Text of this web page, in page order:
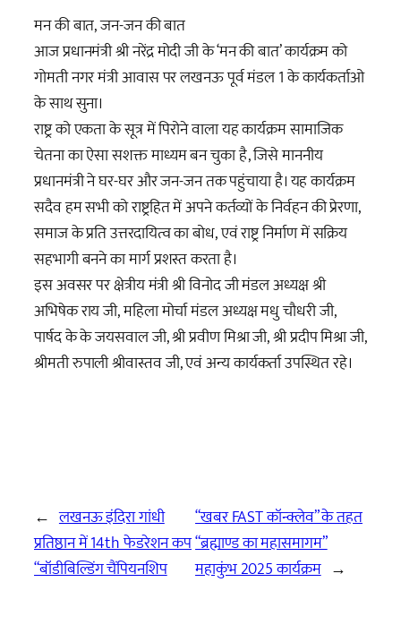
मन की बात, जन-जन की बात
आज प्रधानमंत्री श्री नरेंद्र मोदी जी के ‘मन की बात’ कार्यक्रम को
गोमती नगर मंत्री आवास पर लखनऊ पूर्व मंडल 1 के कार्यकर्ताओ
के साथ सुना।
राष्ट्र को एकता के सूत्र में पिरोने वाला यह कार्यक्रम सामाजिक
चेतना का ऐसा सशक्त माध्यम बन चुका है, जिसे माननीय
प्रधानमंत्री ने घर-घर और जन-जन तक पहुंचाया है। यह कार्यक्रम
सदैव हम सभी को राष्ट्रहित में अपने कर्तव्यों के निर्वहन की प्रेरणा,
समाज के प्रति उत्तरदायित्व का बोध, एवं राष्ट्र निर्माण में सक्रिय
सहभागी बनने का मार्ग प्रशस्त करता है।
इस अवसर पर क्षेत्रीय मंत्री श्री विनोद जी मंडल अध्यक्ष श्री
अभिषेक राय जी, महिला मोर्चा मंडल अध्यक्ष मधु चौधरी जी,
पार्षद के के जयसवाल जी, श्री प्रवीण मिश्रा जी, श्री प्रदीप मिश्रा जी,
श्रीमती रुपाली श्रीवास्तव जी, एवं अन्य कार्यकर्ता उपस्थित रहे।
← लखनऊ इंदिरा गांधी
प्रतिष्ठान में 14th फेडरेशन कप
“बॉडीबिल्डिंग चैंपियनशिप
“खबर FAST कॉन्क्लेव” के तहत
“ब्रह्माण्ड का महासमागम”
महाकुंभ 2025 कार्यक्रम →